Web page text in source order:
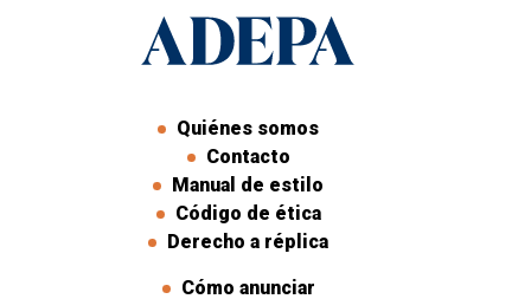
Quiénes somos
Contacto
Manual de estilo
Código de ética
Derecho a réplica
Cómo anunciar